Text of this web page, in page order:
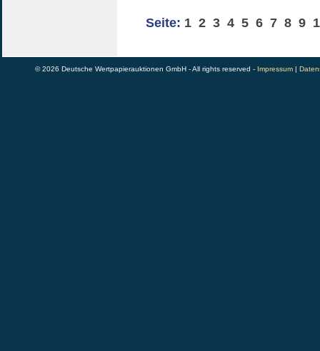
Seite: 1 2 3 4 5 6 7 8 9
© 2026 Deutsche Wertpapierauktionen GmbH - All rights reserved - Impressum|